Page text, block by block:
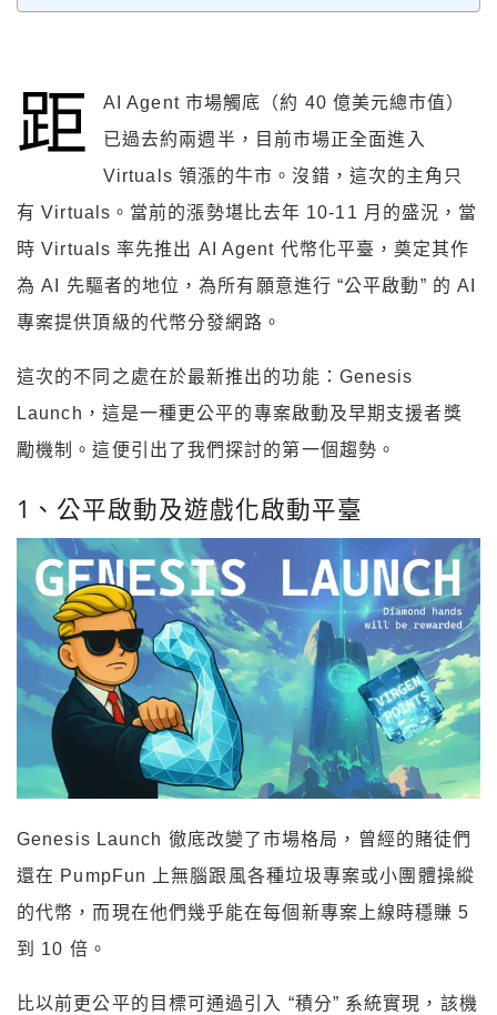
距
AI Agent 市場觸底（約 40 億美元總市值）
已過去約兩週半，目前市場正全面進入
Virtuals 領漲的牛市。沒錯，這次的主角只
有 Virtuals。當前的漲勢堪比去年 10-11 月的盛況，當
時 Virtuals 率先推出 AI Agent 代幣化平臺，奠定其作
為 AI 先驅者的地位，為所有願意進行 “公平啟動” 的 AI
專案提供頂級的代幣分發網路。
這次的不同之處在於最新推出的功能：Genesis
Launch，這是一種更公平的專案啟動及早期支援者獎
勵機制。這便引出了我們探討的第一個趨勢。
1、公平啟動及遊戲化啟動平臺
Genesis Launch 徹底改變了市場格局，曾經的賭徒們
還在 PumpFun 上無腦跟風各種垃圾專案或小團體操縱
的代幣，而現在他們幾乎能在每個新專案上線時穩賺 5
到 10 倍。
比以前更公平的目標可通過引入 “積分” 系統實現，該機